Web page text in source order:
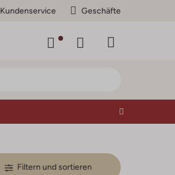
Kundenservice Geschäfte
Filtern und sortieren